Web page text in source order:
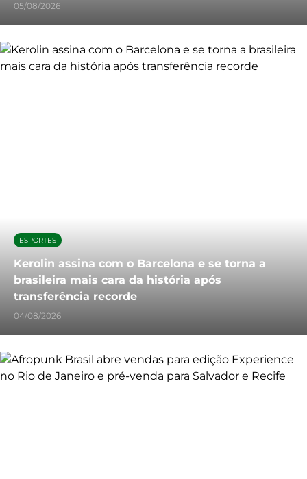
05/08/2026
ESPORTES
Kerolin assina com o Barcelona e se torna a
brasileira mais cara da história após
transferência recorde
04/08/2026